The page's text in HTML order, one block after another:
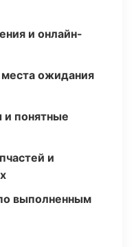
и онлайн-
ожидания
понятные
и
выполненным